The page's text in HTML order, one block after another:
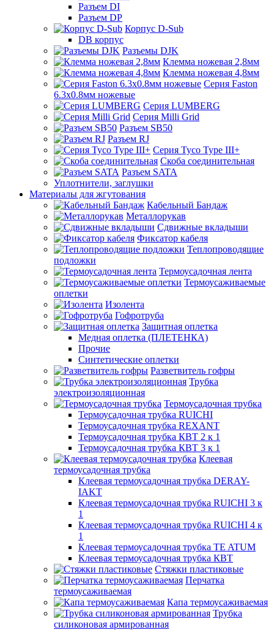
Разъем DI
Разъем DP
Корпус D-Sub
DB корпус
Разъемы DJK
Клемма ножевая 2,8мм
Клемма ножевая 4,8мм
Серия Faston
6.3х0.8мм ножевые
Серия LUMBERG
Серия Milli Grid
Разъем SB50
Разъем RJ
Серия Tyco Type III+
Скоба соединительная
Разъем SATA
Уплотнители, заглушки
Материалы для жгутования
Кабельный Бандаж
Металлорукав
Сдвижные вкладыши
Фиксатор кабеля
Теплопроводящие
подложки
Термоусадочная лента
Термоусаживаемые
оплетки
Изолента
Гофротруба
Защитная оплетка
Медная оплетка (ПЛЕТЕНКА)
Прочие
Синтетические оплетки
Разветвитель гофры
Трубка
электроизоляционная
Термоусадочная трубка
Термоусадочная трубка RUICHI
Термоусадочная трубка REXANT
Термоусадочная трубка КВТ 2 к 1
Термоусадочная трубка КВТ 3 к 1
Клеевая
термоусадочная трубка
Клеевая термоусадочная трубка DERAY-
IAKT
Клеевая термоусадочная трубка RUICHI 3 к
1
Клеевая термоусадочная трубка RUICHI 4 к
1
Клеевая термоусадочная трубка TE ATUM
Клеевая термоусадочная трубка КВТ
Стяжки пластиковые
Перчатка
термоусаживаемая
Капа термоусаживаемая
Трубка
силиконовая армированная